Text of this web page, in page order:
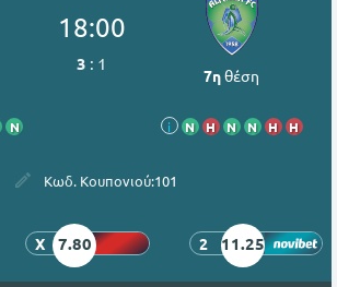
Ν
18:00
3 : 1
7ηθέση
i Ν Η Ν Ν Η Η
Κωδ. Κουπονιού:101
X 7.80 2 11.25